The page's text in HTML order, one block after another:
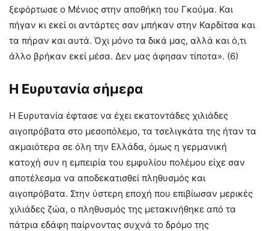
ξεφόρτωσε ο Μένιος στην αποθήκη του Γκούμα. Και
πήγαν κι εκεί οι αντάρτες σαν μπήκαν στην Καρδίτσα και
τα πήραν και αυτά. Όχι μόνο τα δικά μας, αλλά και ό,τι
άλλο βρήκαν εκεί μέσα. Δεν μας άφησαν τίποτα». (6)
Η Ευρυτανία σήμερα
Η Ευρυτανία έφτασε να έχει εκατοντάδες χιλιάδες
αιγοπρόβατα στο μεσοπόλεμο, τα τσελιγκάτα της ήταν τα
ακμαιότερα σε όλη την Ελλάδα, όμως η γερμανική
κατοχή συν η εμπειρία του εμφυλίου πολέμου είχε σαν
αποτέλεσμα να αποδεκατισθεί πληθυσμός και
αιγοπρόβατα. Στην ύστερη εποχή που επιβίωσαν μερικές
χιλιάδες ζώα, ο πληθυσμός της μετακινήθηκε από τα
πάτρια εδάφη παίρνοντας συχνά το δρόμο της